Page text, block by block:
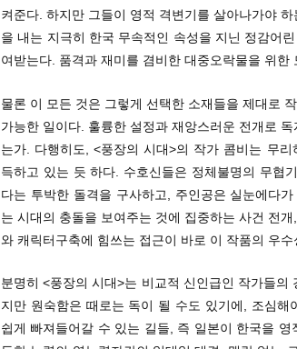
켜준다. 하지만 그들이 영적 격변기를 살아나가야
을 내는 지극히 한국 무속적인 속성을 지닌 정감어
여받는다. 품격과 재미를 겸비한 대중오락물을 위한
물론 이 모든 것은 그렇게 선택한 소재들을 제대로
가능한 일이다. 훌륭한 설정과 재앙스러운 전개로
는가. 다행히도, <풍장의 시대>의 작가 콤비는 무
득하고 있는 듯 하다. 수호신들은 정체불명의 무협
다는 투박한 돌격을 구사하고, 주인공은 실눈에다
는 시대의 충돌을 보여주는 것에 집중하는 사건 전
와 캐릭터구축에 힘쓰는 접근이 바로 이 작품의 우
분명히 <풍장의 시대>는 비교적 신인급인 작가들
지만 원숙함은 때로는 독이 될 수도 있기에, 조심해
쉽게 빠져들어갈 수 있는 길들, 즉 일본이 한국을